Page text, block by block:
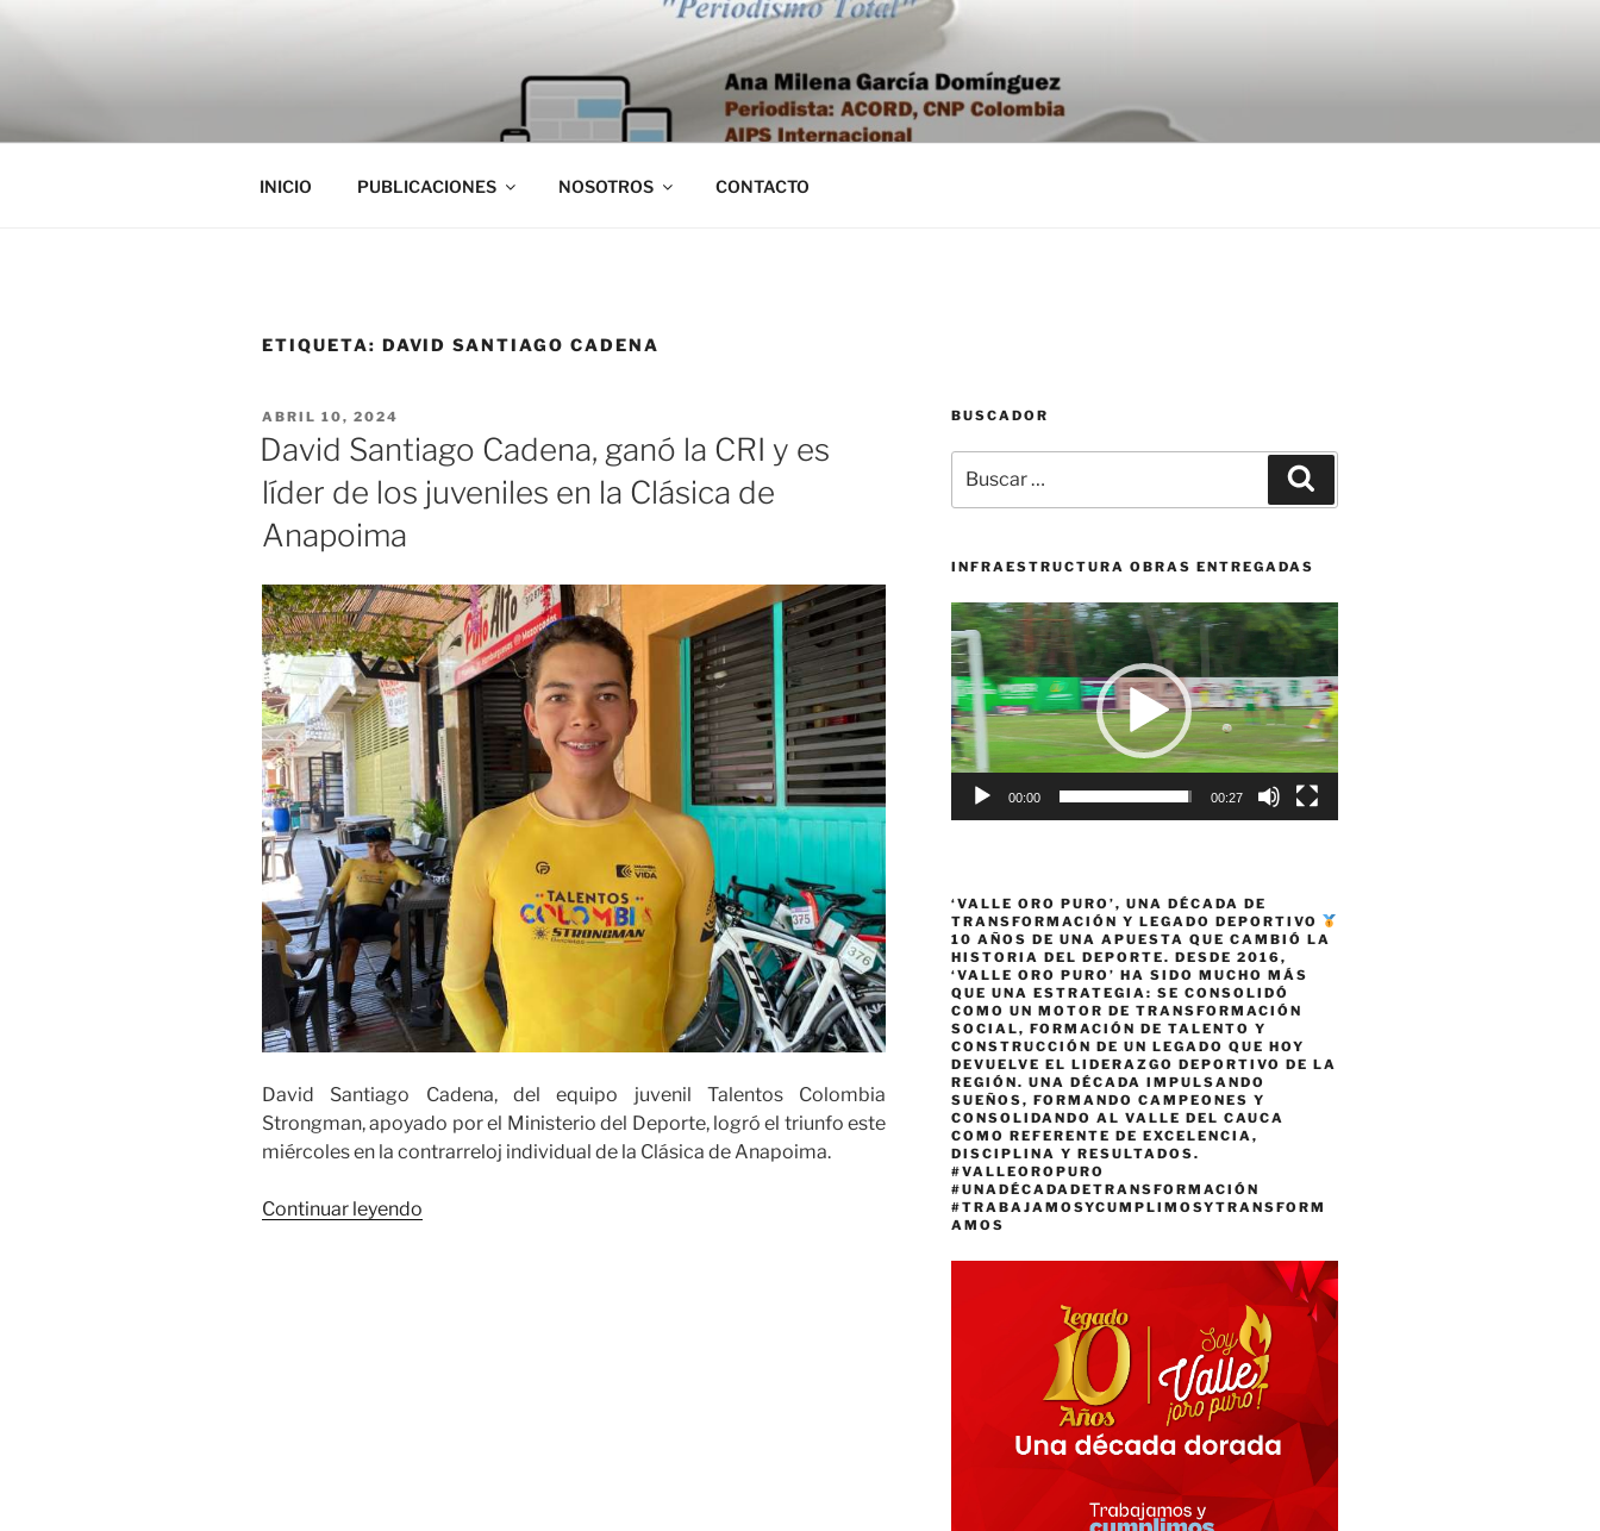
INICIO PUBLICACIONES NOSOTROS CONTACTO
ETIQUETA: DAVID SANTIAGO CADENA
PUBLICADO
EL
ABRIL 10, 2024
David Santiago Cadena, ganó la CRI y es
líder de los juveniles en la Clásica de
Anapoima
David Santiago Cadena, del equipo juvenil Talentos Colombia
Strongman, apoyado por el Ministerio del Deporte, logró el triunfo este
miércoles en la contrarreloj individual de la Clásica de Anapoima.
Continuar leyendo
BUSCADOR
por:
INFRAESTRUCTURA OBRAS ENTREGADAS
Reproductor
de
vídeo
00:00 00:27
‘VALLE ORO PURO’, UNA DÉCADA DE
TRANSFORMACIÓN Y LEGADO DEPORTIVO
10 AÑOS DE UNA APUESTA QUE CAMBIÓ LA
HISTORIA DEL DEPORTE. DESDE 2016,
‘VALLE ORO PURO’ HA SIDO MUCHO MÁS
QUE UNA ESTRATEGIA: SE CONSOLIDÓ
COMO UN MOTOR DE TRANSFORMACIÓN
SOCIAL, FORMACIÓN DE TALENTO Y
CONSTRUCCIÓN DE UN LEGADO QUE HOY
DEVUELVE EL LIDERAZGO DEPORTIVO DE LA
REGIÓN. UNA DÉCADA IMPULSANDO
SUEÑOS, FORMANDO CAMPEONES Y
CONSOLIDANDO AL VALLE DEL CAUCA
COMO REFERENTE DE EXCELENCIA,
DISCIPLINA Y RESULTADOS.
#VALLEOROPURO
#UNADÉCADADETRANSFORMACIÓN
#TRABAJAMOSYCUMPLIMOSYTRANSFORM
AMOS